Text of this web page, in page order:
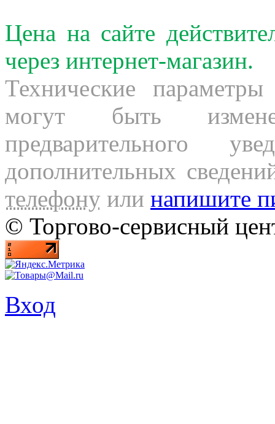
Цена на сайте
через интернет-магазин.
Технические
могут быть
предварительного
дополнительных
телефону или напишите
© Торгово-сервисный
Вход